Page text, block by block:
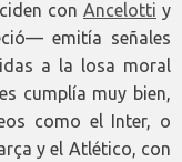
con Ancelotti y
emitía señales
a la losa moral
cumplía muy bien,
como el Inter, o
y el Atlético, con